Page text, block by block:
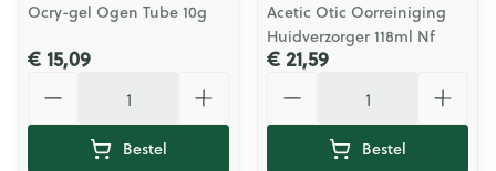
Ocry-gel Ogen Tube 10g
€ 15,09
Bestel
Acetic Otic Oorreiniging
Huidverzorger 118ml Nf
€ 21,59
Bestel